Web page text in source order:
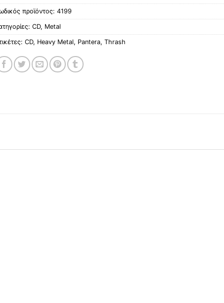
προϊόντος: 4199
CD, Metal
CD, Heavy Metal, Pantera, Thrash